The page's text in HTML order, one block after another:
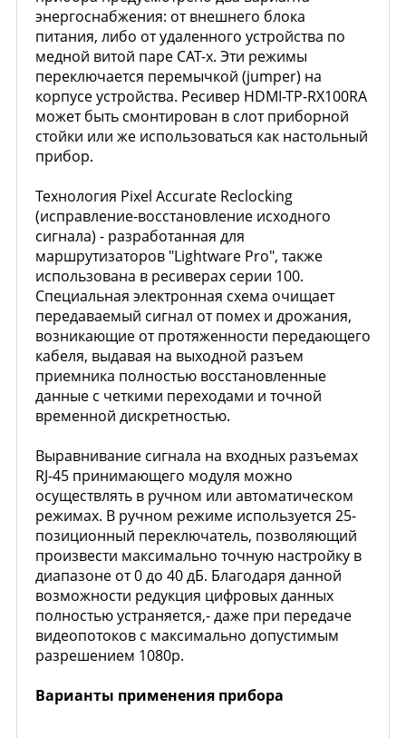
энергоснабжения: от внешнего блока
питания, либо от удаленного устройства по
медной витой паре CAT-x. Эти режимы
переключается перемычкой (jumper) на
корпусе устройства. Ресивер HDMI-TP-RX100RA
может быть смонтирован в слот приборной
стойки или же использоваться как настольный
прибор.
Технология Pixel Accurate Reclocking
(исправление-восстановление исходного
сигнала) - разработанная для
маршрутизаторов "Lightware Pro", также
использована в ресиверах серии 100.
Специальная электронная схема очищает
передаваемый сигнал от помех и дрожания,
возникающие от протяженности передающего
кабеля, выдавая на выходной разъем
приемника полностью восстановленные
данные с четкими переходами и точной
временной дискретностью.
Выравнивание сигнала на входных разъемах
RJ-45 принимающего модуля можно
осуществлять в ручном или автоматическом
режимах. В ручном режиме используется 25-
позиционный переключатель, позволяющий
произвести максимально точную настройку в
диапазоне от 0 до 40 дБ. Благодаря данной
возможности редукция цифровых данных
полностью устраняется,- даже при передаче
видеопотоков с максимально допустимым
разрешением 1080р.
Варианты применения прибора